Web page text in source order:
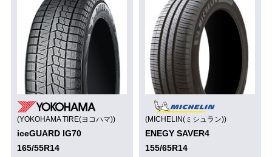
(YOKOHAMA TIRE(ヨコハマ))
iceGUARD IG70
165/55R14
(MICHELIN(ミシュラン))
ENEGY SAVER4
155/65R14